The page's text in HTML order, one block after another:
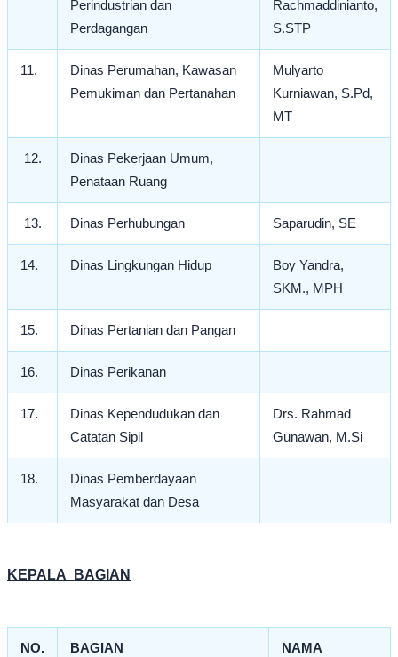
Perindustrian dan
Perdagangan
Rachmaddinianto,
S.STP
11.
Dinas Perumahan, Kawasan
Pemukiman dan Pertanahan
Mulyarto
Kurniawan, S.Pd,
MT
12.
Dinas Pekerjaan Umum,
Penataan Ruang
13. Dinas Perhubungan Saparudin, SE
14. Dinas Lingkungan Hidup
Boy Yandra,
SKM., MPH
15. Dinas Pertanian dan Pangan
16. Dinas Perikanan
17.
Dinas Kependudukan dan
Catatan Sipil
Drs. Rahmad
Gunawan, M.Si
18.
Dinas Pemberdayaan
Masyarakat dan Desa
KEPALA BAGIAN
NO. BAGIAN
NAMA